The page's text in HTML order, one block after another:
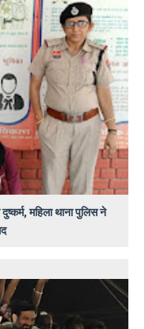
महिला थाना पुलिस ने